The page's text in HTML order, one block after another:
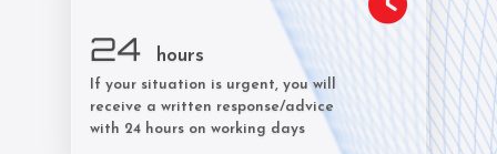
24 hours
If your situation is urgent, you will
receive a written response/advice
with 24 hours on working days